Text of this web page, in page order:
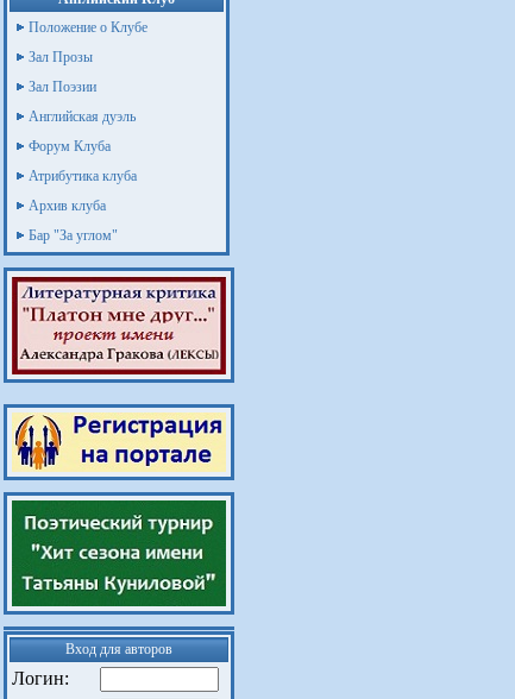
Положение о Клубе
Зал Прозы
Зал Поэзии
Английская дуэль
Форум Клуба
Атрибутика клуба
Архив клуба
Бар "За углом"
Вход для авторов
Логин: